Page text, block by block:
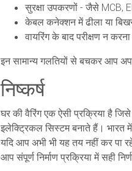
सुरक्षा उपकरणों - जैसे MCB,
केबल कनेक्शन मेंढीला या
वायरिंग के बाद परीक्षण न करना
इन सामान्य गलतियों से बचकर आप
निष्कर्ष
घर की वैरिंग एक ऐसी प्रक्रिया है
इलेक्ट्रिकल सिस्टम बनाते हैं। भारत
यदि आप अभी भी यह तय नहीं कर
आप संपूर्ण निर्माण प्रक्रिया में सही